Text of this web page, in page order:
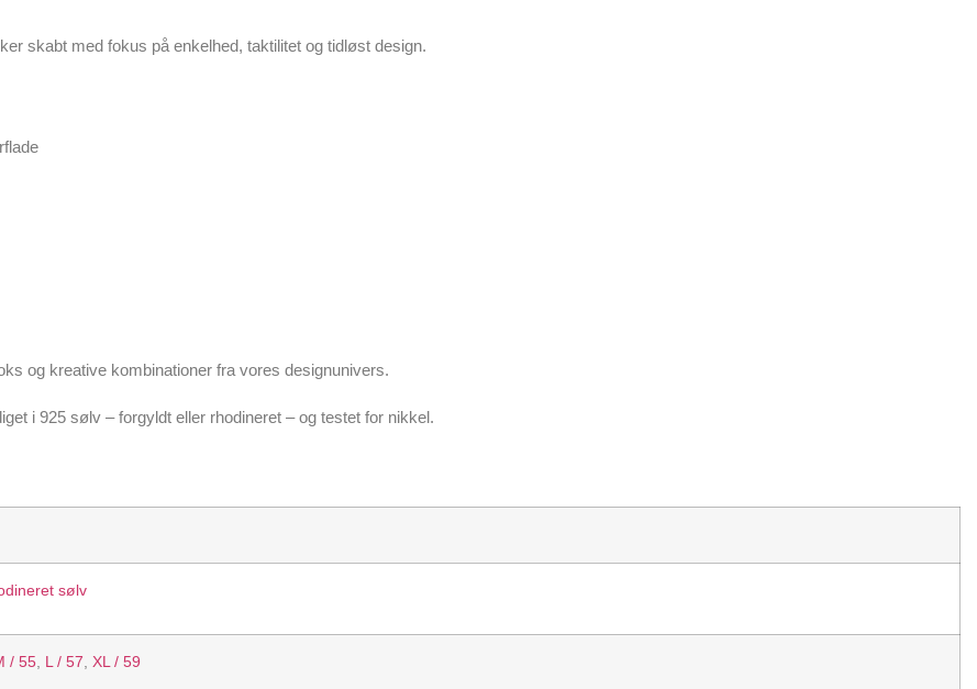
skabt med fokus på enkelhed, taktilitet og tidløst design.
og kreative kombinationer fra vores designunivers.
i 925 sølv – forgyldt eller rhodineret – og testet for nikkel.
sølv
/ 55 L / 57 XL / 59